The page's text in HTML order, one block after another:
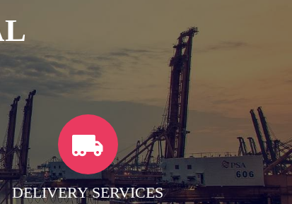
DELIVERY SERVICES